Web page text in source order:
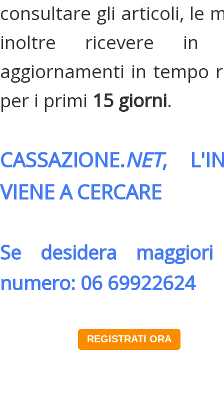
consultare gli articoli, le
inoltre ricevere in
aggiornamenti in tempo
per i primi 15 giorni.
CASSAZIONE.NET,
VIENE A CERCARE
Se desidera
numero: 06 69922624
REGISTRATI ORA